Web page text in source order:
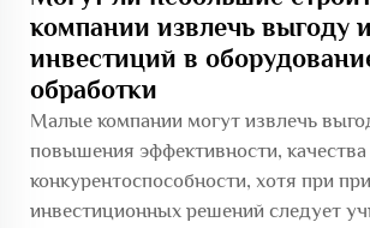
компании извлечь выгоду
инвестиций в
обработки
Малые компании могут извлечь
повышения эффективности, качества
конкурентоспособности, хотя при
инвестиционных решений следует